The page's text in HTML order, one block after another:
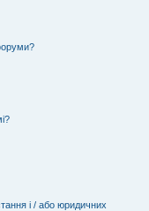
і / або юридичних